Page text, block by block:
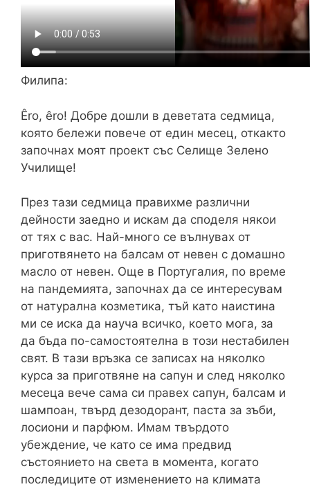
Филипа:
Êro, êro! Добре дошли в деветата седмица,
която бележи повече от един месец, откакто
започнах моят проект със Селище Зелено
Училище!
През тази седмица правихме различни
дейности заедно и искам да споделя някои
от тях с вас. Най-много се вълнувах от
приготвянето на балсам от невен с домашно
масло от невен. Още в Португалия, по време
на пандемията, започнах да се интересувам
от натурална козметика, тъй като наистина
ми се иска да науча всичко, което мога, за
да бъда по-самостоятелна в този нестабилен
свят. В тази връзка се записах на няколко
курса за приготвяне на сапун и след няколко
месеца вече сама си правех сапун, балсам и
шампоан, твърд дезодорант, паста за зъби,
лосиони и парфюм. Имам твърдото
убеждение, че като се има предвид
състоянието на света в момента, когато
последиците от изменението на климата